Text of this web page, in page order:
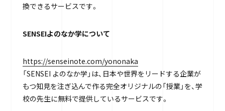
換できるサービスです。
SENSEIよのなか学について
https://senseinote.com/yononaka
「SENSEI よのなか学」は、日本や世界をリードする企業が
もつ知見を注ぎ込んで作る完全オリジナルの「授業」を、学
校の先生に無料で提供しているサービスです。